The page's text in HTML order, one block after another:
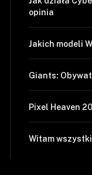
opinia
Jakich modeli
Giants:
Pixel Heaven
Witam